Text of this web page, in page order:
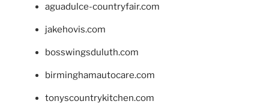
aguadulce-countryfair.com
jakehovis.com
bosswingsduluth.com
birminghamautocare.com
tonyscountrykitchen.com